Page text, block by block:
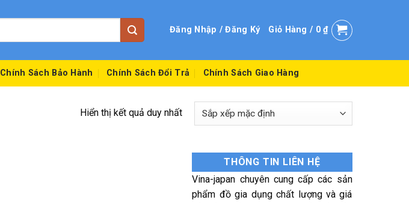
Đăng Nhập / Đăng Ký Giỏ Hàng / 0₫
Chính Sách Bảo Hành Chính Sách Đổi Trả Chính Sách Giao Hàng
Hiển thị kết quả duy nhất
THÔNG TIN LIÊN HỆ
Vina-japan chuyên cung cấp các sản
phẩm đồ gia dụng chất lượng và giá